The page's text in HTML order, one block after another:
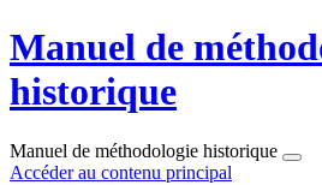
Manuel de
historique
Manuel de méthodologie historique
Accéder au contenu principal